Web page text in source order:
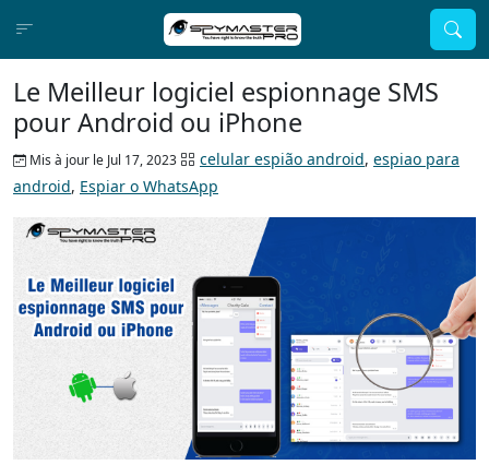
Le Meilleur logiciel espionnage SMS
pour Android ou iPhone
Mis à jour le Jul 17, 2023 celular espião android, espiao para
android, Espiar o WhatsApp